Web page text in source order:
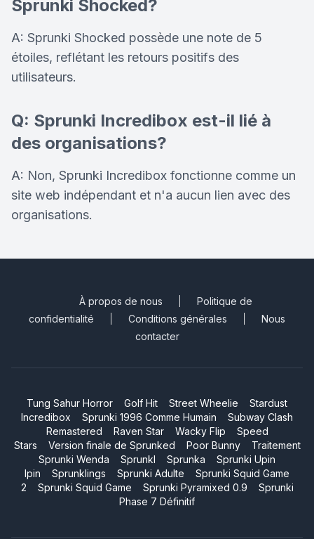
Sprunki Shocked?
A: Sprunki Shocked possède une note de 5
étoiles, reflétant les retours positifs des
utilisateurs.
Q: Sprunki Incredibox est-il lié à
des organisations?
A: Non, Sprunki Incredibox fonctionne comme un
site web indépendant et n'a aucun lien avec des
organisations.
À propos de nous
Politique de
confidentialité
Conditions générales
Nous
contacter
Tung Sahur Horror Golf Hit Street Wheelie
Stardust
Incredibox
Sprunki 1996 Comme Humain
Subway Clash
Remastered
Raven Star Wacky Flip
Speed
Stars
Version finale de Sprunked Poor Bunny
Traitement
Sprunki Wenda
Sprunkl Sprunka
Sprunki Upin
Ipin
Sprunklings Sprunki Adulte
Sprunki Squid Game
2
Sprunki Squid Game Sprunki Pyramixed 0.9
Sprunki
Phase 7 Définitif